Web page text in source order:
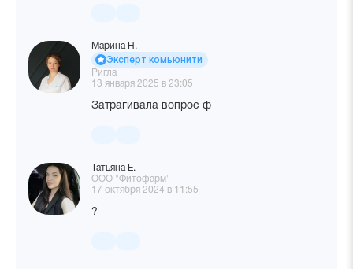
Марина Н.
Эксперт комьюнити
Ригла
13 января 2025 в 23:05
Затрагивала вопрос ф
Татьяна Е.
ООО "Фитофарм"
17 октября 2024 в 11:55
?